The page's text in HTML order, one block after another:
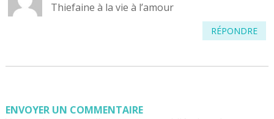
Thiefaine à la vie à l’amour
RÉPONDRE
ENVOYER UN COMMENTAIRE